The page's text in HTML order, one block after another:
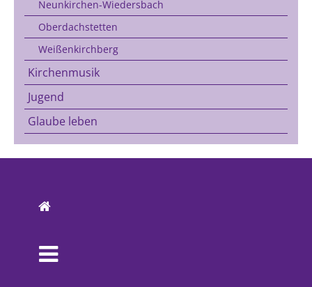
Neunkirchen-Wiedersbach
Oberdachstetten
Weißenkirchberg
Kirchenmusik
Jugend
Glaube leben